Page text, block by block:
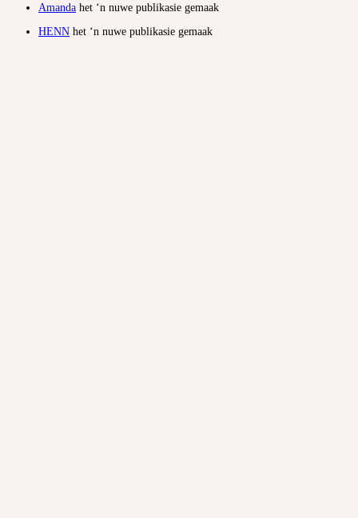
Amanda het ‘n nuwe publikasie gemaak
HENN het ‘n nuwe publikasie gemaak